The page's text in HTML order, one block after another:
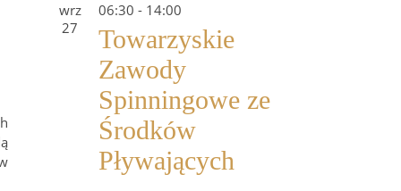
wrz
27
06:30 - 14:00
Towarzyskie
Zawody
Spinningowe ze
Środków
Pływających